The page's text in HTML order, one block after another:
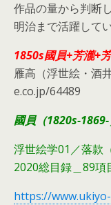
作品の量から判断
明治まで活躍して
1850s國員+芳瀧+
雁高（浮世絵・酒
e.co.jp/64489
國員（1820s-1869-
浮世絵学01／落款
2020総目録＿89
https://